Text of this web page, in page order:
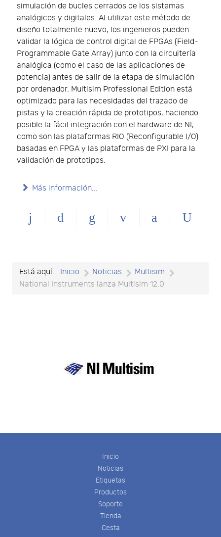
simulación de bucles cerrados de los sistemas
analógicos y digitales. Al utilizar este método de
diseño totalmente nuevo, los ingenieros pueden
validar la lógica de control digital de FPGAs (Field-
Programmable Gate Array) junto con la circuitería
analógica (como el caso de las aplicaciones de
potencia) antes de salir de la etapa de simulación
por ordenador. Multisim Professional Edition está
optimizado para las necesidades del trazado de
pistas y la creación rápida de prototipos, haciendo
posible la fácil integración con el hardware de NI,
como son las plataformas RIO (Reconfigurable I/O)
basadas en FPGA y las plataformas de PXI para la
validación de prototipos.
Más información...
Está aquí: Inicio Noticias
Multisim
National Instruments lanza Multisim 12.0
Inicio
Noticias
Etiquetas
Productos
Soporte
Tienda
Cesta